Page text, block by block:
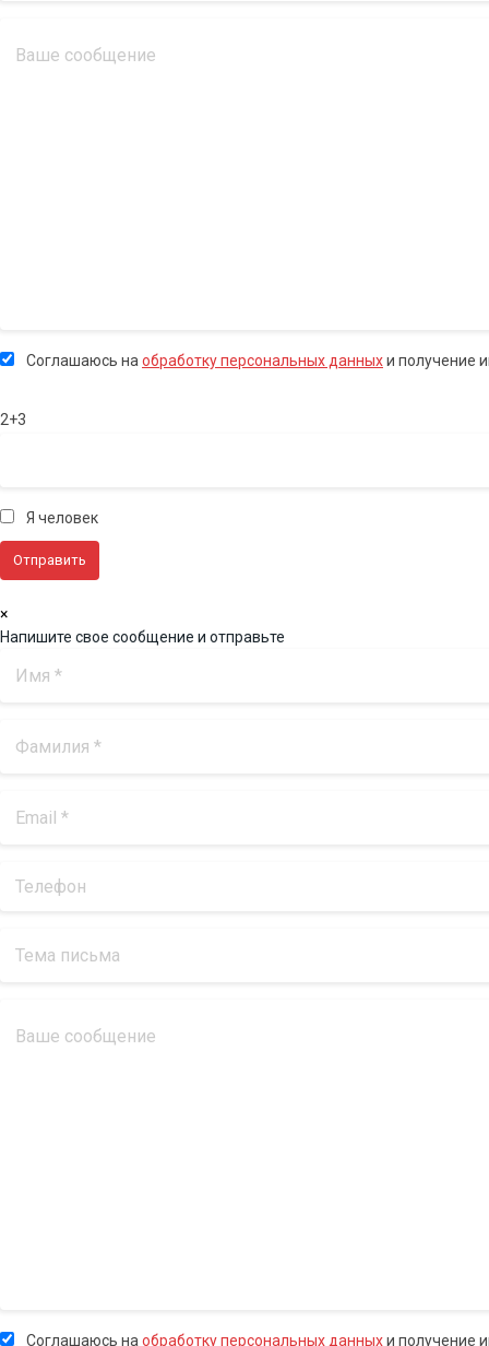
Соглашаюсь на обработку персональных данныхи получение
2+3
Я человек
×
Напишите свое сообщение и отправьте
Соглашаюсь наобработку персональных данныхи получение